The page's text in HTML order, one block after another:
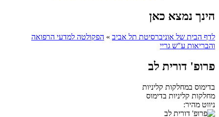
הינך נמצא כאן
לדף הבית של אוניברסיטת תל אביב » הפקולטה למדעי הרפואה
והבריאות ע"ש גריי
פרופ' דורית לב
בדימוס במחלקות קליניות
מחלקות קליניות בדימוס
ניווט מהיר: